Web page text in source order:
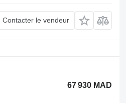
Contacter le vendeur
67 930 MAD